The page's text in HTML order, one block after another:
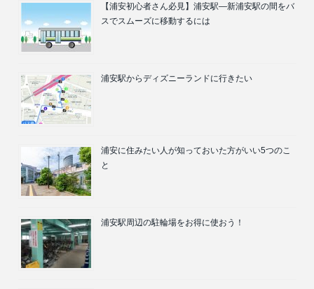
【浦安初心者さん必見】浦安駅―新浦安駅の間をバ
スでスムーズに移動するには
浦安駅からディズニーランドに行きたい
浦安に住みたい人が知っておいた方がいい5つのこ
と
浦安駅周辺の駐輪場をお得に使おう！